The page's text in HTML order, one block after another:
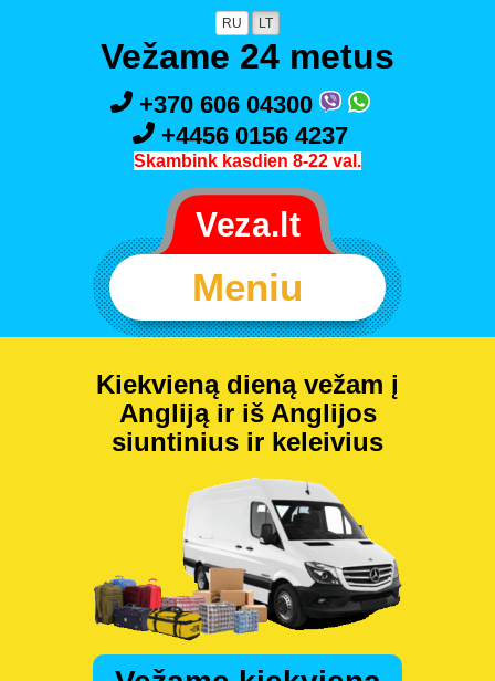
RU LT
Vežame 24 metus
+370 606 04300
+4456 0156 4237
Skambink kasdien 8-22 val.
Meniu
Kiekvieną dieną vežam į
Angliją ir iš Anglijos
siuntinius ir keleivius